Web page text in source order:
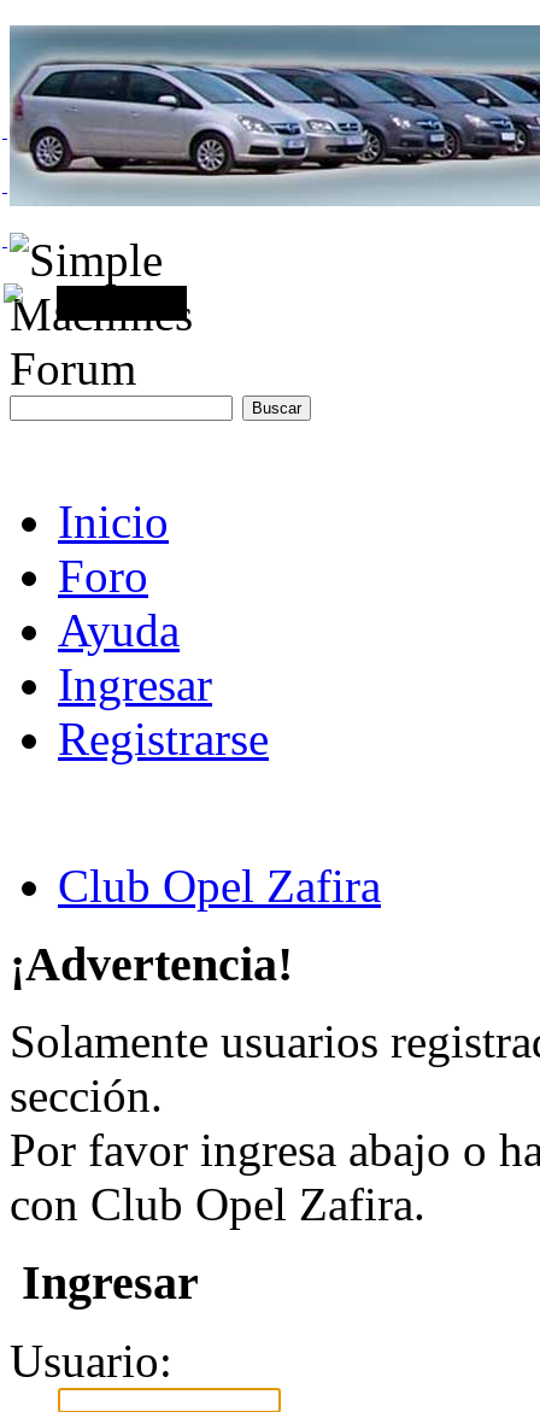
Inicio
Foro
Ayuda
Ingresar
Registrarse
Club Opel Zafira
¡Advertencia!
Solamente usuarios
sección.
Por favor ingresa abajo o
con Club Opel Zafira.
Ingresar
Usuario: